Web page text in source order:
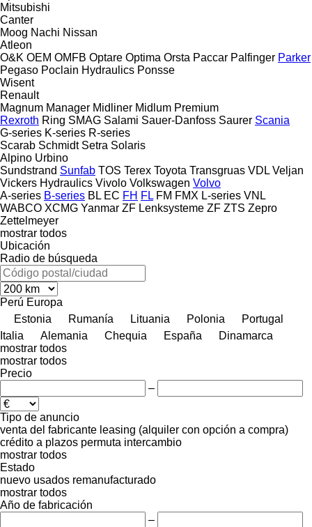
Mitsubishi
Canter
Moog Nachi Nissan
Atleon
O&K OEM OMFB Optare Optima Orsta Paccar Palfinger Parker
Pegaso Poclain Hydraulics Ponsse
Wisent
Renault
Magnum Manager Midliner Midlum Premium
Rexroth Ring SMAG Salami Sauer-Danfoss Saurer Scania
G-series K-series R-series
Scarab Schmidt Setra Solaris
Alpino Urbino
Sundstrand Sunfab TOS Terex Toyota Transgruas VDL Veljan
Vickers Hydraulics Vivolo Volkswagen Volvo
A-series B-series BL EC FH FL FM FMX L-series VNL
WABCO XCMG Yanmar ZF Lenksysteme ZF ZTS Zepro
Zettelmeyer
mostrar todos
Ubicación
Radio de búsqueda
Perú Europa
Estonia
Rumanía Lituania Polonia
Portugal
Italia
Alemania Chequia España
Dinamarca
mostrar todos
mostrar todos
Precio
–
Tipo de anuncio
venta del fabricante leasing (alquiler con opción a compra)
crédito a plazos permuta intercambio
mostrar todos
Estado
nuevo usados remanufacturado
mostrar todos
Año de fabricación
–